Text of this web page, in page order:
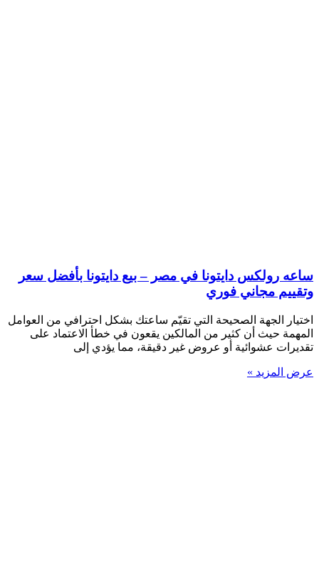
ساعه رولكس دايتونا في مصر – بيع دايتونا بأفضل سعر
وتقييم مجاني فوري
اختيار الجهة الصحيحة التي تقيّم ساعتك بشكل احترافي من العوامل
المهمة حيث أن كثير من المالكين يقعون في خطأ الاعتماد على
تقديرات عشوائية أو عروض غير دقيقة، مما يؤدي إلى
عرض المزيد »